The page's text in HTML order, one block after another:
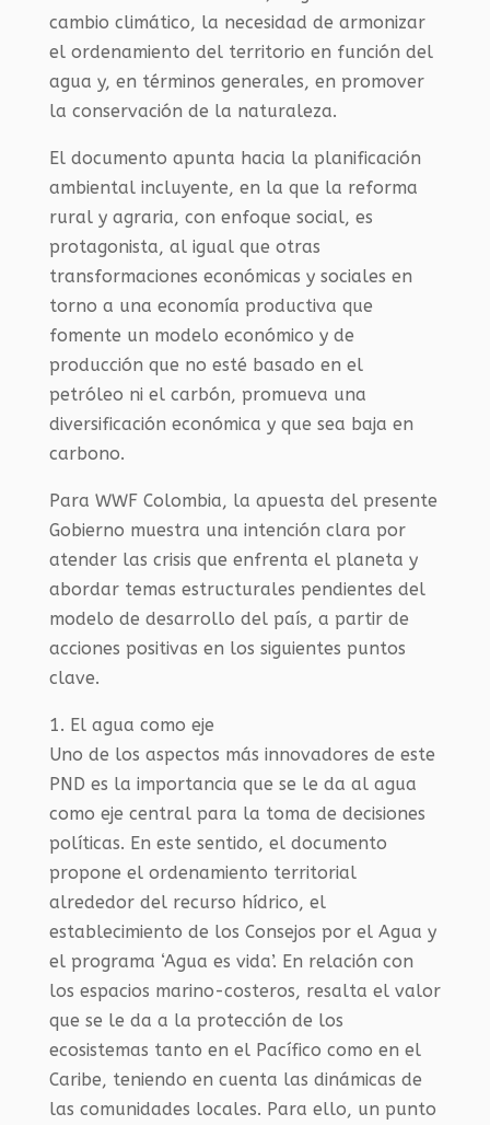
cambio climático, la necesidad de armonizar
el ordenamiento del territorio en función del
agua y, en términos generales, en promover
la conservación de la naturaleza.
El documento apunta hacia la planificación
ambiental incluyente, en la que la reforma
rural y agraria, con enfoque social, es
protagonista, al igual que otras
transformaciones económicas y sociales en
torno a una economía productiva que
fomente un modelo económico y de
producción que no esté basado en el
petróleo ni el carbón, promueva una
diversificación económica y que sea baja en
carbono.
Para WWF Colombia, la apuesta del presente
Gobierno muestra una intención clara por
atender las crisis que enfrenta el planeta y
abordar temas estructurales pendientes del
modelo de desarrollo del país, a partir de
acciones positivas en los siguientes puntos
clave.
1. El agua como eje
Uno de los aspectos más innovadores de este
PND es la importancia que se le da al agua
como eje central para la toma de decisiones
políticas. En este sentido, el documento
propone el ordenamiento territorial
alrededor del recurso hídrico, el
establecimiento de los Consejos por el Agua y
el programa ‘Agua es vida’. En relación con
los espacios marino-costeros, resalta el valor
que se le da a la protección de los
ecosistemas tanto en el Pacífico como en el
Caribe, teniendo en cuenta las dinámicas de
las comunidades locales. Para ello, un punto